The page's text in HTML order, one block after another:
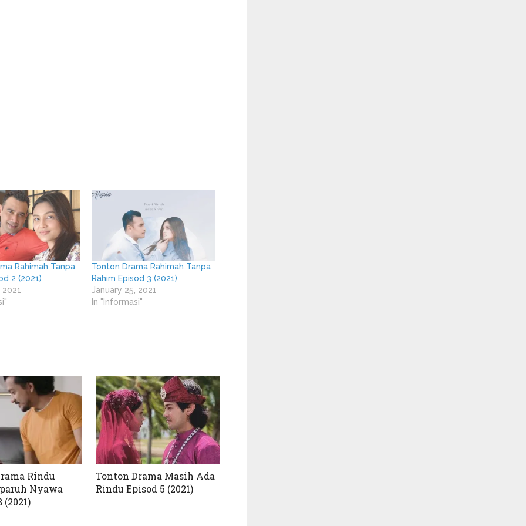
Rahimah Tanpa
2 (2021)
Tonton Drama Rahimah Tanpa
Rahim Episod 3 (2021)
January 25, 2021
In "Informasi"
Rindu
Nyawa
(2021)
Tonton Drama Masih Ada
Rindu Episod 5 (2021)